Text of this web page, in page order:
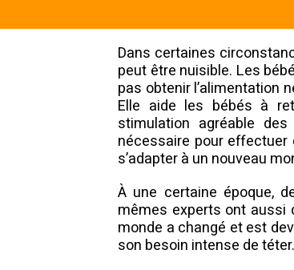
Dans certaines
peut être nuisible. Les
pas obtenir l’alimentation
Elle aide les bébés à
stimulation agréable
nécessaire pour
s’adapter à un nouveau
À une certaine époque,
mêmes experts ont aussi
monde a changé et est
son besoin intense de téter.